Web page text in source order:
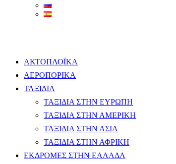
ΑΚΤΟΠΛΟΪΚΑ
ΑΕΡΟΠΟΡΙΚΑ
ΤΑΞΙΔΙΑ
ΤΑΞΙΔΙΑ ΣΤΗΝ ΕΥΡΩΠΗ
ΤΑΞΙΔΙΑ ΣΤΗΝ ΑΜΕΡΙΚΗ
ΤΑΞΙΔΙΑ ΣΤΗΝ ΑΣΙΑ
ΤΑΞΙΔΙΑ ΣΤΗΝ ΑΦΡΙΚΗ
ΕΚΔΡΟΜΕΣ ΣΤΗΝ ΕΛΛΑΔΑ